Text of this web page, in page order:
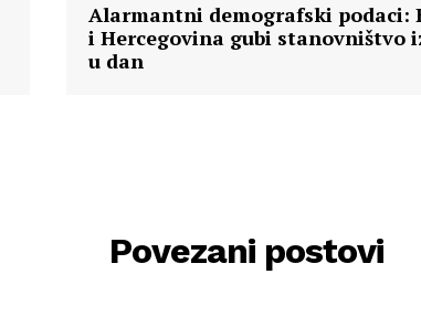
Alarmantni demografski podaci:
i Hercegovina gubi stanovništvo
u dan
Povezani postovi